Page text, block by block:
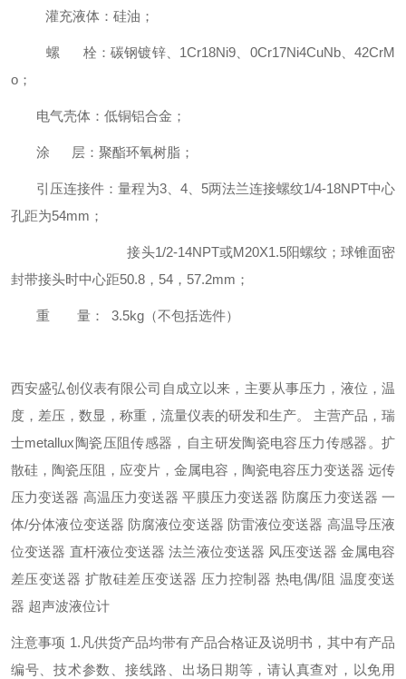
灌充液体：硅油；
螺 栓：碳钢镀锌、1Cr18Ni9、0Cr17Ni4CuNb、42CrM
o；
电气壳体：低铜铝合金；
涂 层：聚酯环氧树脂；
引压连接件：量程为3、4、5两法兰连接螺纹1/4-18NPT中心
孔距为54mm；
接头1/2-14NPT或M20X1.5阳螺纹；球锥面密
封带接头时中心距50.8，54，57.2mm；
重 量： 3.5kg（不包括选件）
西安盛弘创仪表有限公司自成立以来，主要从事压力，液位，温
度，差压，数显，称重，流量仪表的研发和生产。 主营产品，瑞
士metallux陶瓷压阻传感器，自主研发陶瓷电容压力传感器。扩
散硅，陶瓷压阻，应变片，金属电容，陶瓷电容压力变送器 远传
压力变送器 高温压力变送器 平膜压力变送器 防腐压力变送器 一
体/分体液位变送器 防腐液位变送器 防雷液位变送器 高温导压液
位变送器 直杆液位变送器 法兰液位变送器 风压变送器 金属电容
差压变送器 扩散硅差压变送器 压力控制器 热电偶/阻 温度变送
器 超声波液位计
注意事项 1.凡供货产品均带有产品合格证及说明书，其中有产品
编号、技术参数、接线路、出场日期等，请认真查对，以免用